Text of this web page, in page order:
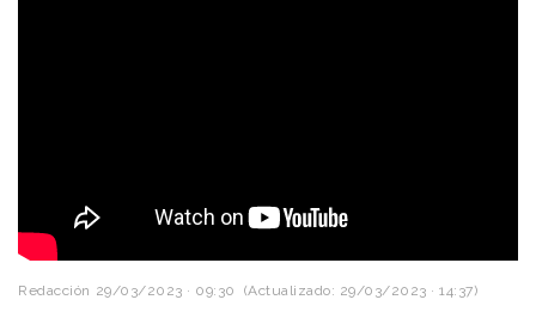
Redacción 29/03/2023 · 09:30 (Actualizado: 29/03/2023 · 14:37)